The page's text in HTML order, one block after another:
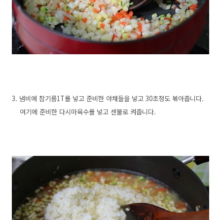
3. 냄비에 참기름1T를 넣고 준비한 야채들을 넣고 30초정도 볶아줍니다.
여기에 준비한 다시마육수를 넣고 센불로 켜줍니다.